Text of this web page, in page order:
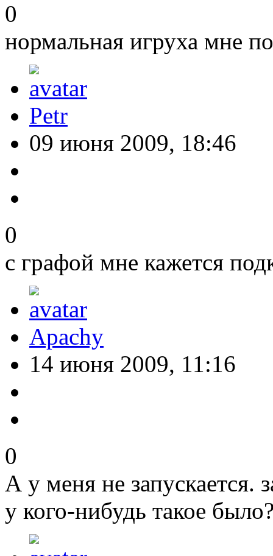
0
нормальная игруха мне
Petr
09 июня 2009, 18:46
0
с графой мне кажется
Apachy
14 июня 2009, 11:16
0
А у меня не запускается.
у кого-нибудь такое